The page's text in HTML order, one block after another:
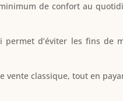
de confort au
d’éviter les fins de
vente classique, tout en